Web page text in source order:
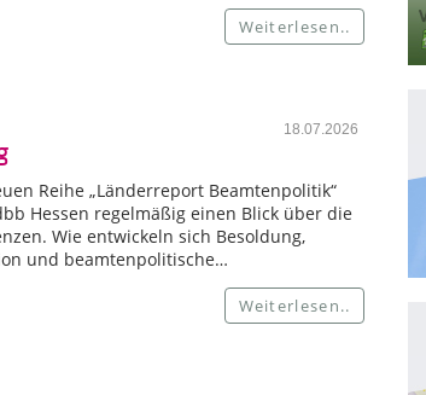
Weiterlesen..
18.07.2026
Reihe „Länderreport Beamtenpolitik“
Hessen regelmäßig einen Blick über die
Wie entwickeln sich Besoldung,
und beamtenpolitische…
Weiterlesen..